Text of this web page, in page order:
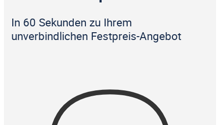
In 60 Sekunden zu Ihrem
unverbindlichen Festpreis-Angebot